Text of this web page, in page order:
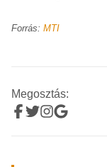
Forrás: MTI
Megosztás: